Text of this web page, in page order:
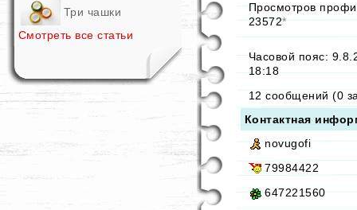
Три чашки
Смотреть все статьи
Просмотров
23572*
Часовой пояс:
18:18
12 сообщений (0
Контактная
novugofi
79984422
647221560